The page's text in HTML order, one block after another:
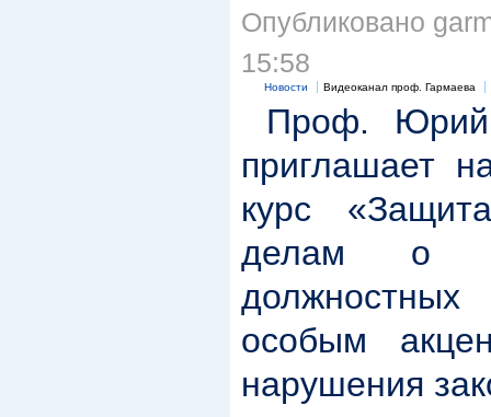
Опубликовано
15:58
Новости Видеоканал проф. Гармаева
Проф. Юрий
приглашает
курс
делам о
должностных
особым
нарушения